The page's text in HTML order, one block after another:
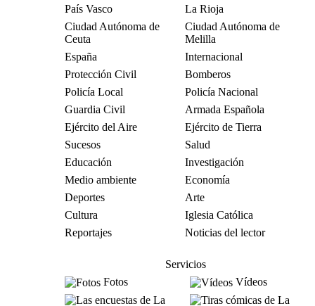
País Vasco
La Rioja
Ciudad Autónoma de
Ceuta
Ciudad Autónoma de
Melilla
España
Internacional
Protección Civil
Bomberos
Policía Local
Policía Nacional
Guardia Civil
Armada Española
Ejército del Aire
Ejército de Tierra
Sucesos
Salud
Educación
Investigación
Medio ambiente
Economía
Deportes
Arte
Cultura
Iglesia Católica
Reportajes
Noticias del lector
Servicios
Fotos
Vídeos